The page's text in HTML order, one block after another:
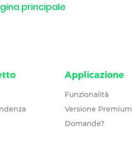
principale
Applicazione
Funzionalità
Versione Premium
Domande?